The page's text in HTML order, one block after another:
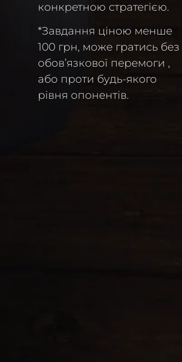
конкретною стратегією.
*Завдання ціною менше
100 грн, може гратись без
обов’язкової перемоги ,
або проти будь-якого
рівня опонентів.